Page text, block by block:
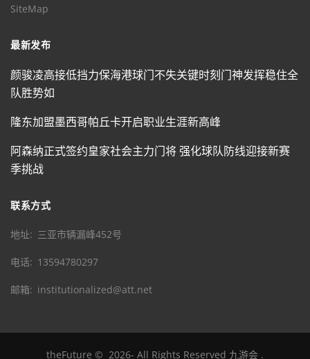
SiteMap
最新发布
颜骏凌高接低挡力保海港球门不失关键时刻门神发挥稳住全
队胜势如
隆东加盟墨西哥帕丘卡开启职业生涯新高峰
阿森纳正式签约皇家社会主力门将 强化球队防线迎接新赛
季挑战
联系方式
地址 三亚市辆漏峰452号
电话 13594780297
邮箱 institutionalized@att.net
theFuture © 2026- All Rights Reserved 九游会 .